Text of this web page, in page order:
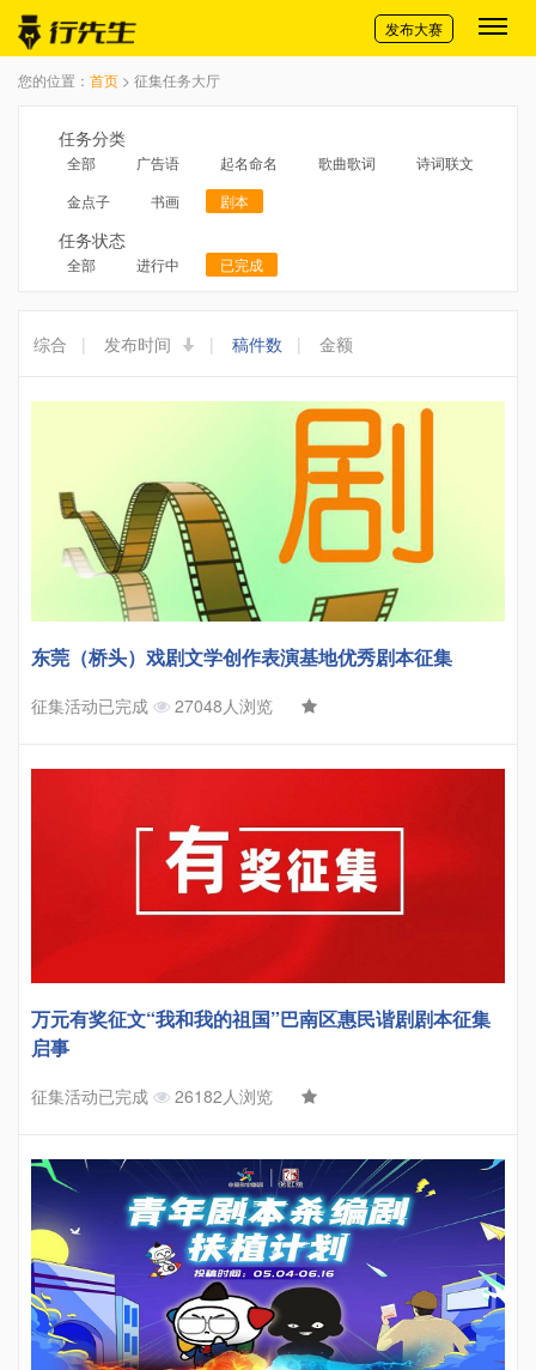
切换导航
发布大赛
您的位置： 首页 > 征集任务大厅
任务分类
全部 广告语 起名命名 歌曲歌词
诗词联文
金点子
书画 剧本
任务状态
全部 进行中 已完成
综合 | 发布时间 | 稿件数 | 金额
东莞（桥头）戏剧文学创作表演基地优秀剧本征集
征集活动已完成 27048人浏览
万元有奖征文“我和我的祖国”巴南区惠民谐剧剧本征集
启事
征集活动已完成 26182人浏览